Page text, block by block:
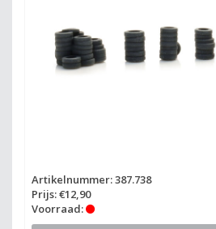
Artikelnummer: 387.738
Prijs: €12,90
Voorraad: